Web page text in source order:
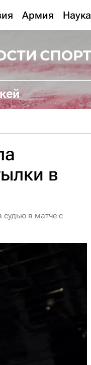
Армия Наука
в
в матче с